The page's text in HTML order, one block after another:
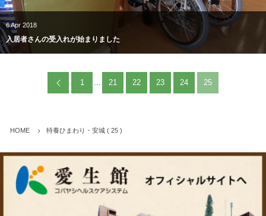
6Apr 2018
入居者さんの受入れが始まりました
1 21 22 23 24 25
HOME 特養ひまわり・安城 ( 25 )